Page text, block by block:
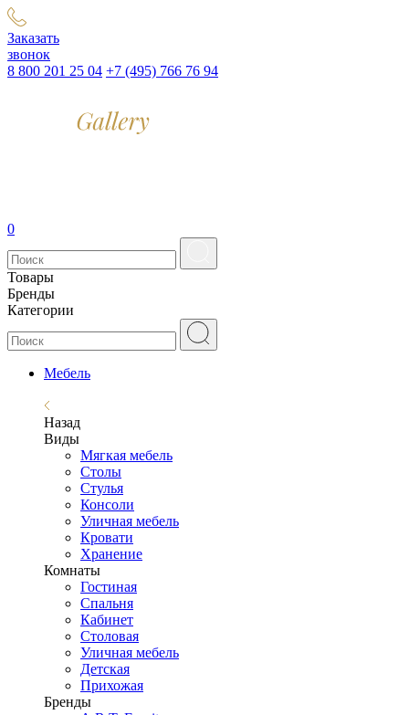
Заказать
звонок
8 800 201 25 04 +7 (495) 766 76 94
0
Товары
Бренды
Категории
Мебель
Назад
Виды
Мягкая мебель
Столы
Стулья
Консоли
Уличная мебель
Кровати
Хранение
Комнаты
Гостиная
Спальня
Кабинет
Столовая
Уличная мебель
Детская
Прихожая
Бренды